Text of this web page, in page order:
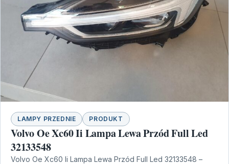
LAMPY PRZEDNIE PRODUKT
Volvo Oe Xc60 Ii Lampa Lewa Przód Full Led
32133548
Volvo Oe Xc60 Ii Lampa Lewa Przód Full Led 32133548 –